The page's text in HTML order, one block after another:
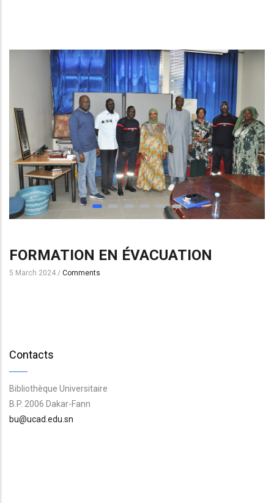
FORMATION EN ÉVACUATION
5 March 2024 / Comments
Contacts
Bibliothèque Universitaire
B.P. 2006 Dakar-Fann
bu@ucad.edu.sn